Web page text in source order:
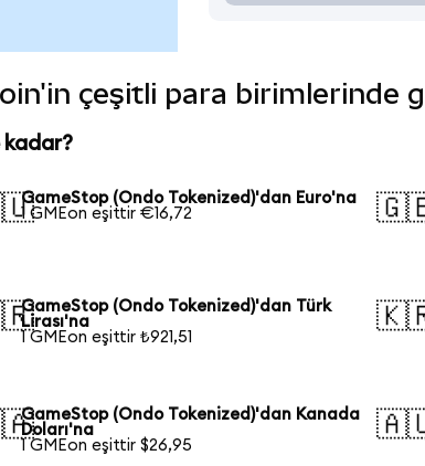
çeşitli para birimlerinde
kadar?
GameStop (Ondo Tokenized)'dan Euro'na
1 GMEon eşittir €16,72
GameStop (Ondo Tokenized)'dan Türk
Lirası'na
1 GMEon eşittir ₺921,51
GameStop (Ondo Tokenized)'dan Kanada
Doları'na
1 GMEon eşittir $26,95